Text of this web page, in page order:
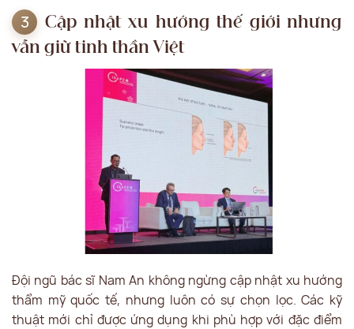
Cập nhật xu hướng thế giới nhưng
vẫn giữ tinh thần Việt
Đội ngũ bác sĩ Nam An không ngừng cập nhật xu hướng
thẩm mỹ quốc tế, nhưng luôn có sự chọn lọc. Các kỹ
thuật mới chỉ được ứng dụng khi phù hợp với đặc điểm